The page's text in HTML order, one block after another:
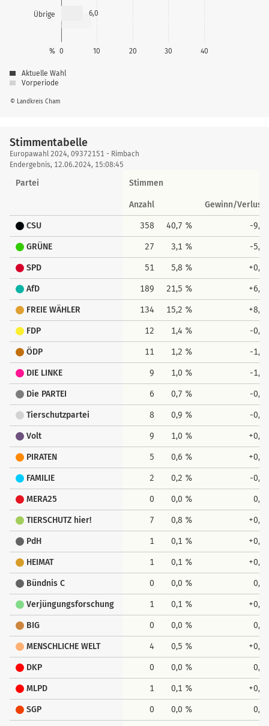
Übrige
0 10 20 30 40
%
6,0
© Landkreis Cham
Aktuelle Wahl
Vorperiode
Stimmentabelle
Stimmentabelle
Europawahl 2024, 09372151 - Rimbach
Endergebnis, 12.06.2024, 15:08:45
Partei Stimmen
Anzahl Gewinn/Verlust
CSU 358 40,7 % -9,0
GRÜNE 27 3,1 % -5,0
SPD 51 5,8 % +0,3
AfD 189 21,5 % +6,8
FREIE WÄHLER 134 15,2 % +8,7
FDP 12 1,4 % -0,3
ÖDP 11 1,2 % -1,4
DIE LINKE 9 1,0 % -1,9
Die PARTEI 6 0,7 % -0,8
Tierschutzpartei 8 0,9 % -0,3
Volt 9 1,0 % +0,9
PIRATEN 5 0,6 % +0,2
FAMILIE 2 0,2 % -0,5
MERA25 0 0,0 % 0,0
TIERSCHUTZ hier! 7 0,8 % +0,8
PdH 1 0,1 % +0,1
HEIMAT 1 0,1 % +0,1
Bündnis C 0 0,0 % 0,0
Verjüngungsforschung 1 0,1 % +0,1
BIG 0 0,0 % 0,0
MENSCHLICHE WELT 4 0,5 % +0,3
DKP 0 0,0 % 0,0
MLPD 1 0,1 % +0,1
SGP 0 0,0 % 0,0